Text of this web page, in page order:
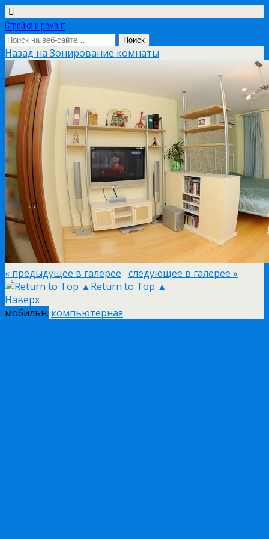
Стройка и ремонт
Назад на Зонирование комнаты
« предыдущее в галерее следующее в галерее »
Return to Top ▲
Наверх
мобильн. компьютерная